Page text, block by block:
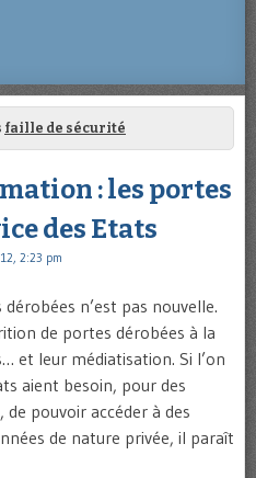
faille de sécurité
: les portes
des Etats
2:23 pm
n’est pas nouvelle.
de portes dérobées à la
et leur médiatisation. Si l’on
aient besoin, pour des
pouvoir accéder à des
de nature privée, il paraît